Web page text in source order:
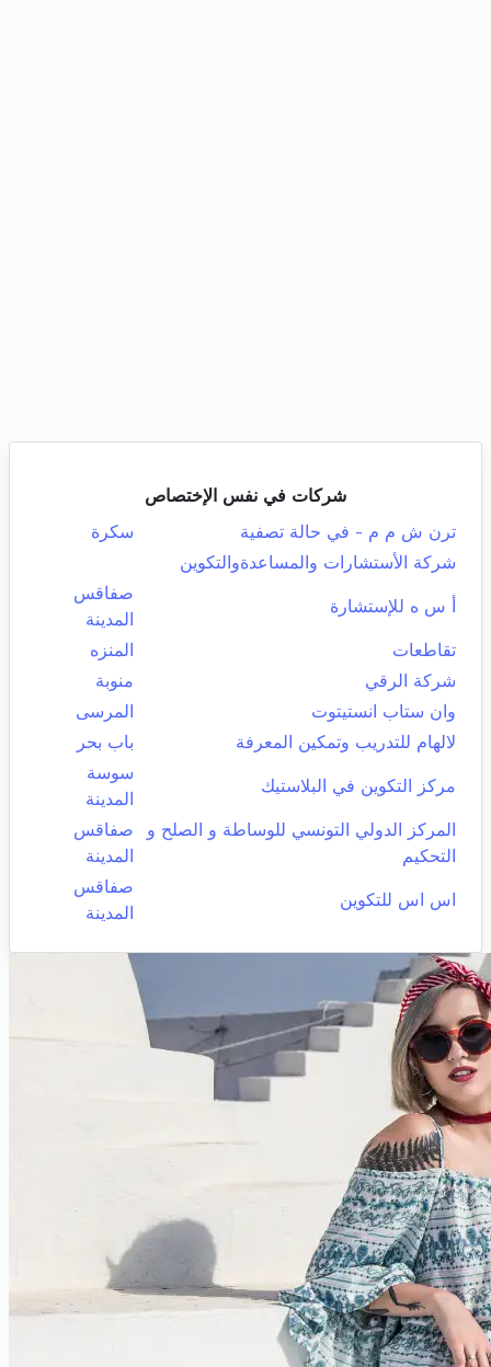
شركات في نفس الإختصاص
ترن ش م م - في حالة تصفية
سكرة
شركة الأستشارات والمساعدةوالتكوين
أ س ه للإستشارة
صفاقس
المدينة
تقاطعات
المنزه
شركة الرقي
منوبة
وان ستاب انستيتوت
المرسى
لالهام للتدريب وتمكين المعرفة
باب بحر
مركز التكوين في البلاستيك
سوسة
المدينة
المركز الدولي التونسي للوساطة و الصلح و
التحكيم
صفاقس
المدينة
اس اس للتكوين
صفاقس
المدينة